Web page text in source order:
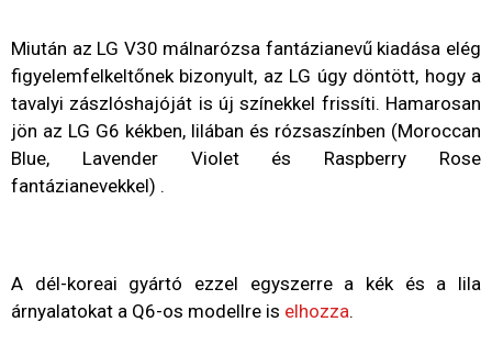
Miután az LG V30 málnarózsa fantázianevű kiadása elég
figyelemfelkeltőnek bizonyult, az LG úgy döntött, hogy a
tavalyi zászlóshajóját is új színekkel frissíti. Hamarosan
jön az LG G6 kékben, lilában és rózsaszínben (Moroccan
Blue, Lavender Violet és Raspberry Rose
fantázianevekkel) .
A dél-koreai gyártó ezzel egyszerre a kék és a lila
árnyalatokat a Q6-os modellre is elhozza.